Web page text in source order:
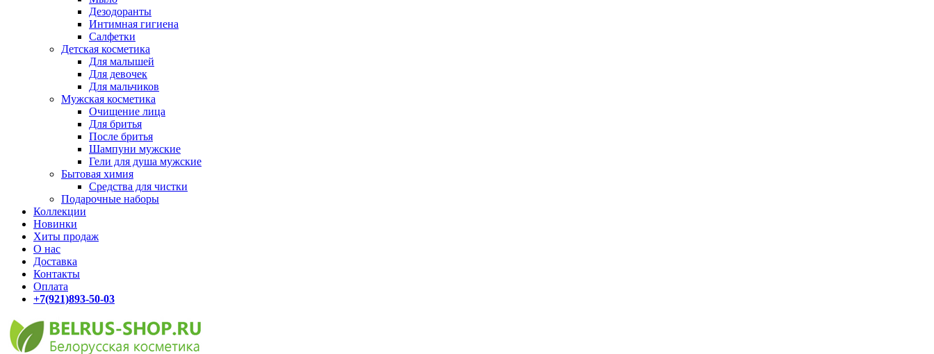
Дезодоранты
Интимная гигиена
Салфетки
Детская косметика
Для малышей
Для девочек
Для мальчиков
Мужская косметика
Очищение лица
Для бритья
После бритья
Шампуни мужские
Гели для душа мужские
Бытовая химия
Средства для чистки
Подарочные наборы
Коллекции
Новинки
Хиты продаж
О нас
Доставка
Контакты
Оплата
+7(921)893-50-03